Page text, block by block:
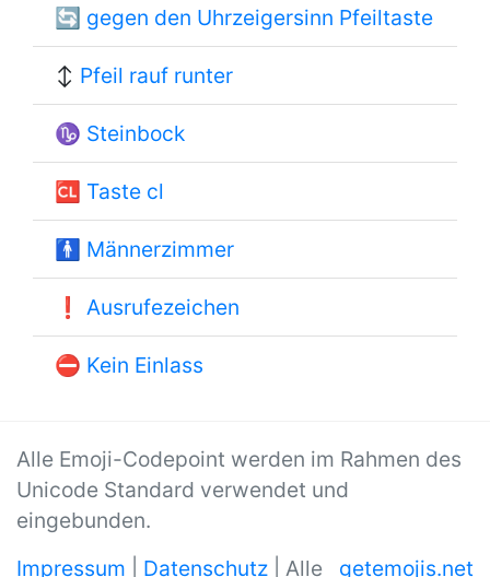
🔄 gegen den Uhrzeigersinn Pfeiltaste
↕ Pfeil rauf runter
♑ Steinbock
🆑 Taste cl
🚹 Männerzimmer
❗ Ausrufezeichen
⛔ Kein Einlass
Alle Emoji-Codepoint werden im Rahmen des
Unicode Standard verwendet und
eingebunden.
getemojis.net
Impressum Datenschutz | Alle